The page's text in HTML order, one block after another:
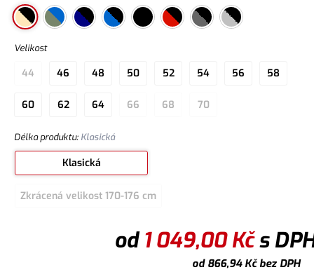
Velikost
44 46 48 50 52 54 56 58
60 62 64 66 68 70
Délka produktu: Klasická
Klasická
Zkrácená velikost 170-176 cm
od1 049,00Kčs
od 866,94Kčbez DPH